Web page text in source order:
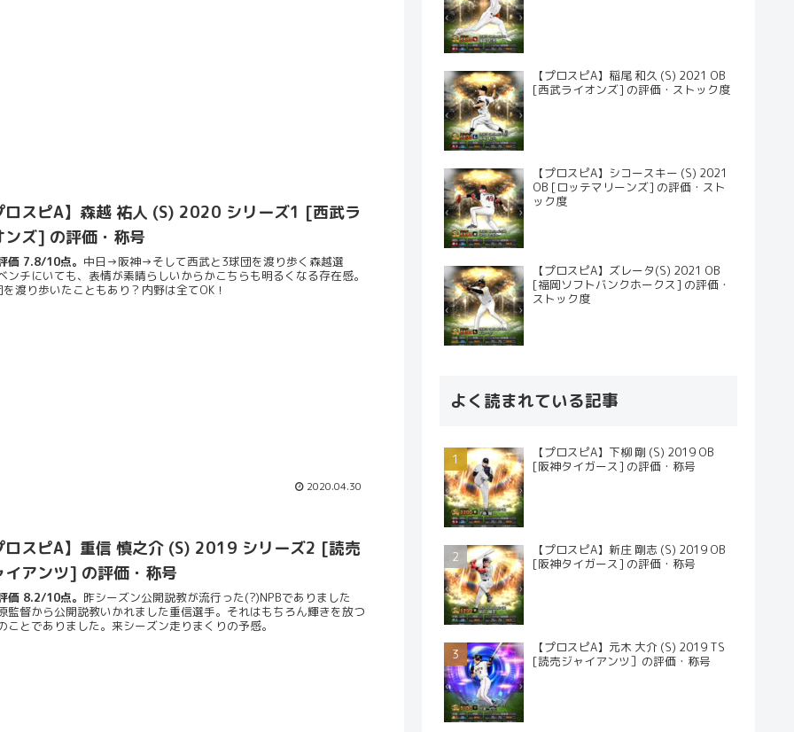
ロスピA】森越 祐人 (S) 2020 シリーズ1 [西武ラ
ンズ] の評価・称号
価 7.8/10点。 中日→阪神→そして西武と3球団を渡り歩く森越選
ンチにいても、表情が素晴らしいからかこちらも明るくなる存在感。
渡り歩いたこともあり？内野は全てOK！
2020.04.30
ロスピA】重信 慎之介 (S) 2019 シリーズ2 [読売
イアンツ] の評価・称号
価 8.2/10点。 昨シーズン公開説教が流行った(?)NPBでありました
監督から公開説教いかれました重信選手。それはもちろん輝きを放つ
ことでありました。来シーズン走りまくりの予感。
【プロスピA】稲尾 和久 (S) 2021 OB
[西武ライオンズ] の評価・ストック度
【プロスピA】シコースキー (S) 2021
OB [ロッテマリーンズ] の評価・スト
ック度
【プロスピA】ズレータ(S) 2021 OB
[福岡ソフトバンクホークス] の評価・
ストック度
よく読まれている記事
【プロスピA】下柳 剛 (S) 2019 OB
[阪神タイガース] の評価・称号
【プロスピA】新庄 剛志 (S) 2019 OB
[阪神タイガース] の評価・称号
【プロスピA】元木 大介 (S) 2019 TS
[読売ジャイアンツ］の評価・称号